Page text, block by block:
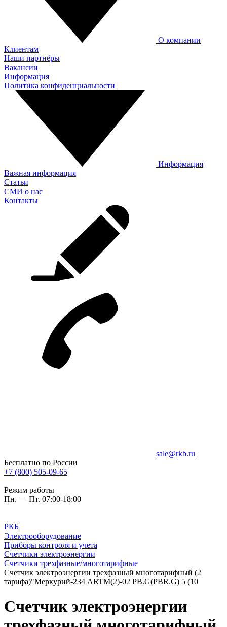
О компании
Клиентам
Наши партнёры
Вакансии
Информация
Политика конфиденциальности
Информация
Важная информация
Статьи
СМИ о нас
Контакты
sale@rkb.ru
Бесплатно по России
+7 (800) 505-09-65
Режим работы
Пн. — Пт. 07:00-18:00
РКБ
Электрооборудование
Приборы контроля и учета
Счетчики электроэнергии
Счетчики трехфазные/многотарифные
Счетчик электроэнергии трехфазный многотарифный (2
тарифа)"Меркурий-234 ARTM(2)-02 PB.G(PBR.G) 5 (10
Счетчик электроэнергии